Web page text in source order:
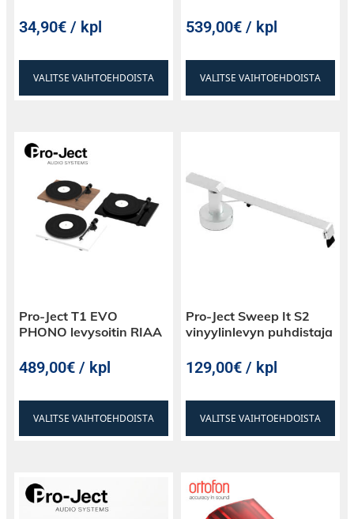
34,90€ / kpl
VALITSE VAIHTOEHDOISTA
539,00€ / kpl
VALITSE VAIHTOEHDOISTA
Pro-Ject T1 EVO
PHONO levysoitin RIAA
489,00€ / kpl
VALITSE VAIHTOEHDOISTA
Pro-Ject Sweep It S2
vinyylinlevyn puhdistaja
129,00€ / kpl
VALITSE VAIHTOEHDOISTA